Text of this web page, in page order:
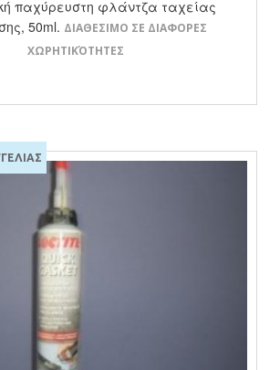
παχύρευστη φλάντζα ταχείας
50ml. ΔΙΑΘΕΣΙΜΟ ΣΕ ΔΙΑΦΟΡΕΣ
ΧΩΡΗΤΙΚΌΤΗΤΕΣ